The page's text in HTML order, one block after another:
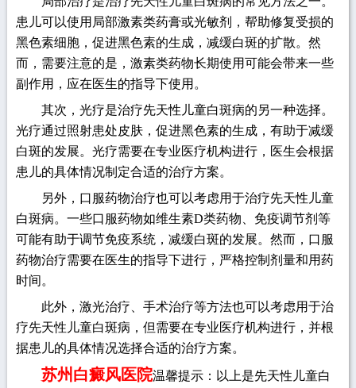
患儿可以使用局部激素类药膏或光敏剂，帮助修复受损的
黑色素细胞，促进黑色素的生成，减缓白斑的扩散。然
而，需要注意的是，激素类药物长期使用可能会带来一些
副作用，应在医生的指导下使用。
其次，光疗是治疗先天性儿童白斑病的另一种选择。
光疗通过照射患处皮肤，促进黑色素的生成，有助于减缓
白斑的发展。光疗需要在专业医疗机构进行，医生会根据
患儿的具体情况制定合适的治疗方案。
另外，口服药物治疗也可以考虑用于治疗先天性儿童
白斑病。一些口服药物如维生素D类药物、免疫调节剂等
可能有助于调节免疫系统，减缓白斑的发展。然而，口服
药物治疗需要在医生的指导下进行，严格控制剂量和用药
时间。
此外，激光治疗、手术治疗等方法也可以考虑用于治
疗先天性儿童白斑病，但需要在专业医疗机构进行，并根
据患儿的具体情况选择合适的治疗方案。
苏州白癜风医院温馨提示：以上是先天性儿童白